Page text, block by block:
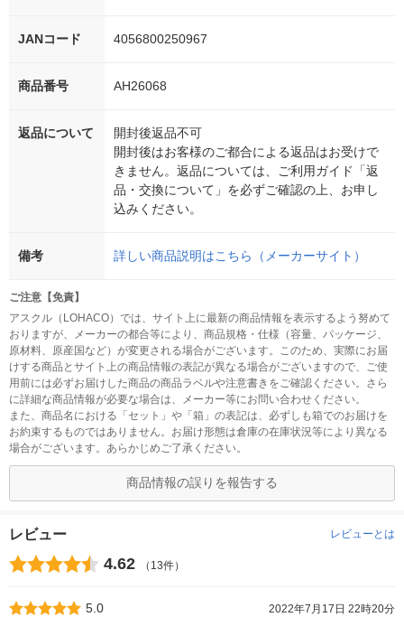
JANコード 4056800250967
商品番号 AH26068
返品について
開封後返品不可
開封後はお客様のご都合による返品はお受けで
きません。返品については、ご利用ガイド「返
品・交換について」を必ずご確認の上、お申し
込みください。
備考 詳しい商品説明はこちら（メーカーサイト）
ご注意【免責】
アスクル（LOHACO）では、サイト上に最新の商品情報を表示するよう努めて
おりますが、メーカーの都合等により、商品規格・仕様（容量、パッケージ、
原材料、原産国など）が変更される場合がございます。このため、実際にお届
けする商品とサイト上の商品情報の表記が異なる場合がございますので、ご使
用前には必ずお届けした商品の商品ラベルや注意書きをご確認ください。さら
に詳細な商品情報が必要な場合は、メーカー等にお問い合わせください。
また、商品名における「セット」や「箱」の表記は、必ずしも箱でのお届けを
お約束するものではありません。お届け形態は倉庫の在庫状況等により異なる
場合がございます。あらかじめご了承ください。
商品情報の誤りを報告する
レビュー レビューとは
4.62 （13件）
5.0
2022年7月17日 22時20分